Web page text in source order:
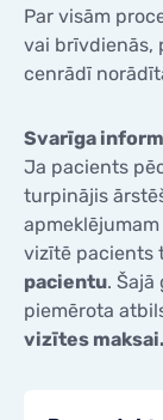
JŪSU
SĀC TAGAD
NODERĪGI
CENAS
KONTAKTI
LT
NO
ĀRSTĒŠANA
JŪSU
NODERĪGI
CENAS
KONTAKTI
Par visām
vai brīvdienās,
cenrādī
Svarīga
Ja pacients
turpinājis
apmeklējumam
vizītē pacients
pacientu.
piemērota
vizītes maksai.